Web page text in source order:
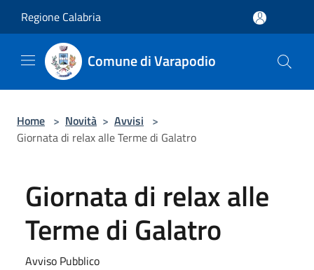
Regione Calabria
Comune di Varapodio
Home > Novità > Avvisi >
Giornata di relax alle Terme di Galatro
Giornata di relax alle
Terme di Galatro
Avviso Pubblico